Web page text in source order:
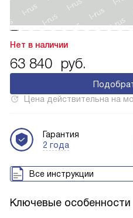
Нет в наличии
63 840 руб.
Цена действительна на
Гарантия
2 года
Все инструкции
Ключевые особенности